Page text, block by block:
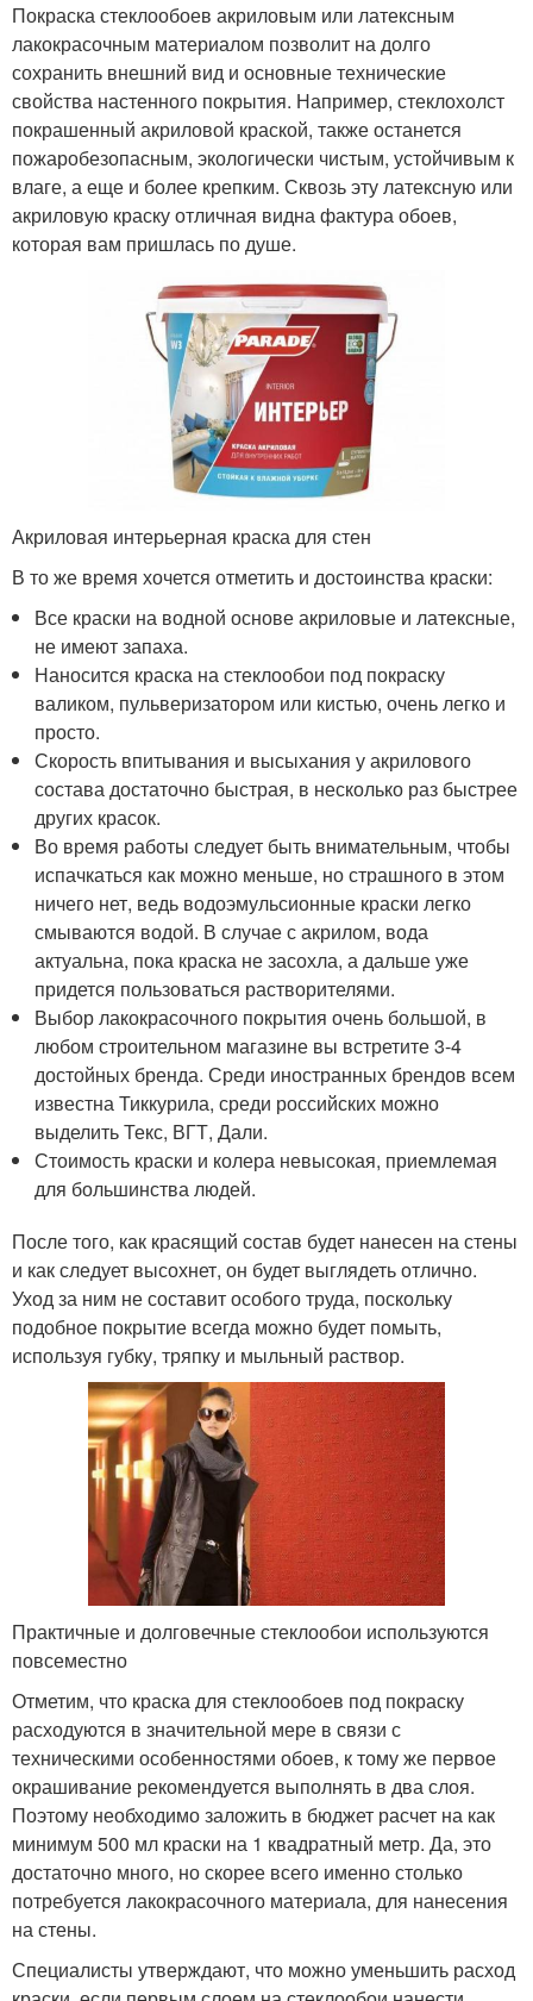
Покраска стеклообоев акриловым или латексным
лакокрасочным материалом позволит на долго
сохранить внешний вид и основные технические
свойства настенного покрытия. Например, стеклохолст
покрашенный акриловой краской, также останется
пожаробезопасным, экологически чистым, устойчивым к
влаге, а еще и более крепким. Сквозь эту латексную или
акриловую краску отличная видна фактура обоев,
которая вам пришлась по душе.
Акриловая интерьерная краска для стен
В то же время хочется отметить и достоинства краски:
Все краски на водной основе акриловые и латексные,
не имеют запаха.
Наносится краска на стеклообои под покраску
валиком, пульверизатором или кистью, очень легко и
просто.
Скорость впитывания и высыхания у акрилового
состава достаточно быстрая, в несколько раз быстрее
других красок.
Во время работы следует быть внимательным, чтобы
испачкаться как можно меньше, но страшного в этом
ничего нет, ведь водоэмульсионные краски легко
смываются водой. В случае с акрилом, вода
актуальна, пока краска не засохла, а дальше уже
придется пользоваться растворителями.
Выбор лакокрасочного покрытия очень большой, в
любом строительном магазине вы встретите 3-4
достойных бренда. Среди иностранных брендов всем
известна Тиккурила, среди российских можно
выделить Текс, ВГТ, Дали.
Стоимость краски и колера невысокая, приемлемая
для большинства людей.
После того, как красящий состав будет нанесен на стены
и как следует высохнет, он будет выглядеть отлично.
Уход за ним не составит особого труда, поскольку
подобное покрытие всегда можно будет помыть,
используя губку, тряпку и мыльный раствор.
Практичные и долговечные стеклообои используются
повсеместно
Отметим, что краска для стеклообоев под покраску
расходуются в значительной мере в связи с
техническими особенностями обоев, к тому же первое
окрашивание рекомендуется выполнять в два слоя.
Поэтому необходимо заложить в бюджет расчет на как
минимум 500 мл краски на 1 квадратный метр. Да, это
достаточно много, но скорее всего именно столько
потребуется лакокрасочного материала, для нанесения
на стены.
Специалисты утверждают, что можно уменьшить расход